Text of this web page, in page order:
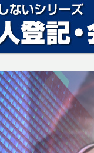
しない法人登記・会社設立